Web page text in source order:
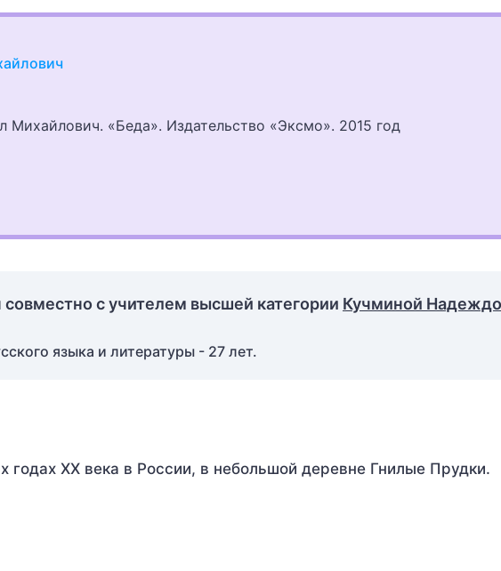
Михайлович. «Беда». Издательство «Эксмо». 2015 год
с учителем высшей категории Кучминой
языка и литературы - 27 лет.
годах ХХ века в России, в небольшой деревне Гнилые Прудки.